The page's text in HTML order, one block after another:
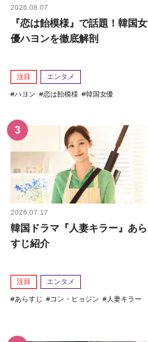
2026.08.07
『恋は飴模様』で話題！韓国女
優ハヨンを徹底解剖
注目 エンタメ
ハヨン 恋は飴模様 韓国女優
2026.07.17
韓国ドラマ『人妻キラー』あら
すじ紹介
注目 エンタメ
あらすじ コン・ヒョジン 人妻キラー